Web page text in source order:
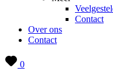
Contact
Over ons
Contact
0